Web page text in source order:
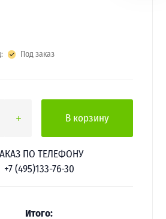
Под заказ
В корзину
ПО ТЕЛЕФОНУ
+7 (495)133-76-30
Итого: